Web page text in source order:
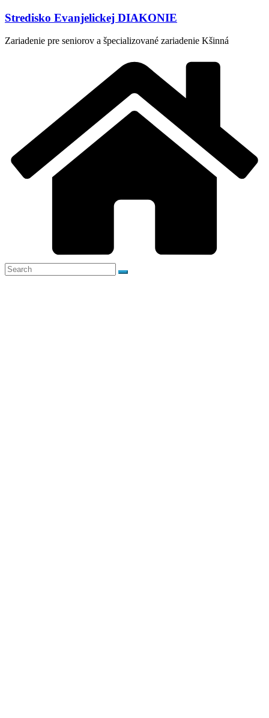
Skip
content
Stredisko Evanjelickej DIAKONIE
Zariadenie pre seniorov a špecializované zariadenie Kšinná